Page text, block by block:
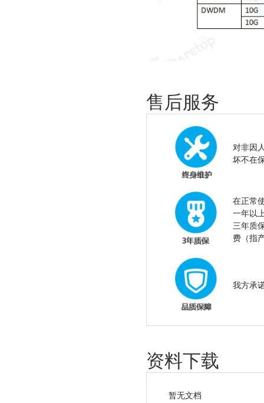
售后服务
对非因
坏不在
在正常
一年以
三年质
费（指
我方承
资料下载
暂无文档